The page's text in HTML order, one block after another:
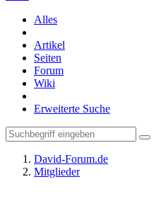
Alles
Artikel
Seiten
Forum
Wiki
Erweiterte Suche
David-Forum.de
Mitglieder